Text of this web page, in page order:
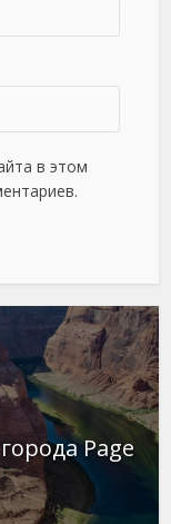
в этом
Page